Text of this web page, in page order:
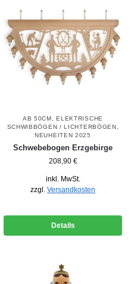
AB 50CM ,ELEKTRISCHE
SCHWIBBÖGEN / LICHTERBÖGEN
NEUHEITEN 2025
Schwebebogen Erzgebirge
208,90 €
inkl. MwSt.
zzgl. Versandkosten
Details